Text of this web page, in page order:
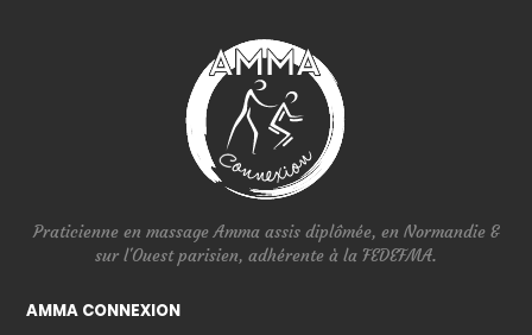
Praticienne en massage Amma assis diplômée, en Normandie &
sur l'Ouest parisien, adhérente à la FEDEFMA.
AMMA CONNEXION